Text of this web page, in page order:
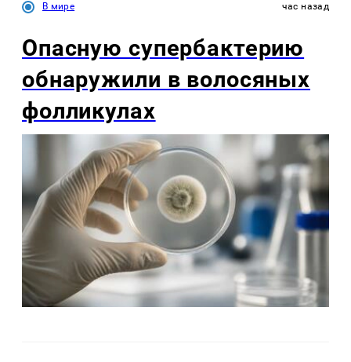
В мире час назад
Опасную супербактерию
обнаружили в волосяных
фолликулах